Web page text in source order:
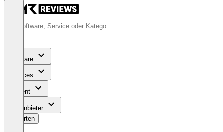
Software
Services
Content
Für Anbieter
Bewerten